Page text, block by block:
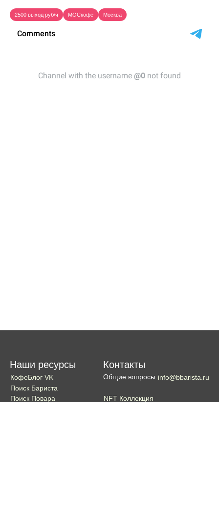
2500 выход руб/ч МОСкофе Москва
Наши ресурсы
КофеБлог VK
Поиск Бариста
Поиск Повара
Контакты
Общие вопросы info@bbarista.ru
NFT Коллекция